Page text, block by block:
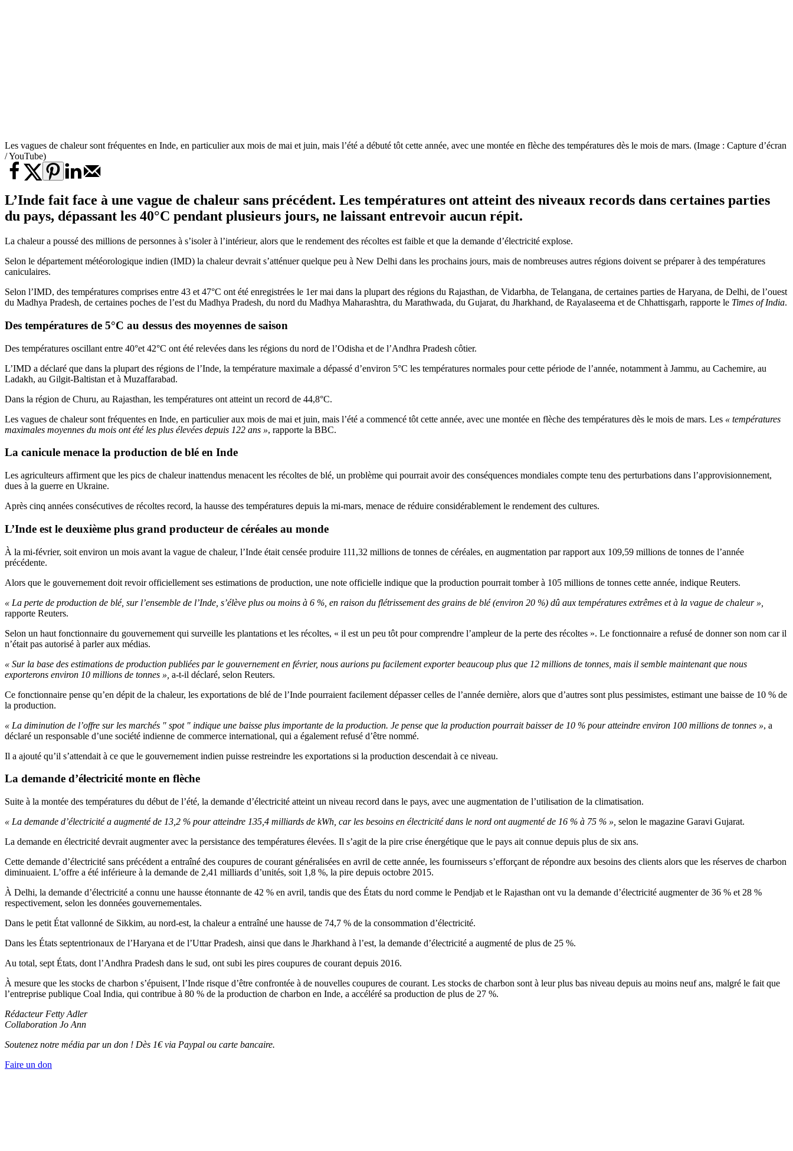
Les vagues de chaleur sont fréquentes en Inde, en particulier aux mois de mai et juin, mais l’été a débuté tôt cette année, avec une montée en flèche des températures dès le mois de mars. (Image : Capture d’écran
/ YouTube)
L’Inde fait face à une vague de chaleur sans précédent. Les températures ont atteint des niveaux records dans certaines parties
du pays, dépassant les 40°C pendant plusieurs jours, ne laissant entrevoir aucun répit.
La chaleur a poussé des millions de personnes à s’isoler à l’intérieur, alors que le rendement des récoltes est faible et que la demande d’électricité explose.
Selon le département météorologique indien (IMD) la chaleur devrait s’atténuer quelque peu à New Delhi dans les prochains jours, mais de nombreuses autres régions doivent se préparer à des températures
caniculaires.
Selon l’IMD, des températures comprises entre 43 et 47°C ont été enregistrées le 1er mai dans la plupart des régions du Rajasthan, de Vidarbha, de Telangana, de certaines parties de Haryana, de Delhi, de l’ouest
du Madhya Pradesh, de certaines poches de l’est du Madhya Pradesh, du nord du Madhya Maharashtra, du Marathwada, du Gujarat, du Jharkhand, de Rayalaseema et de Chhattisgarh, rapporte le Times of India.
Des températures de 5°C au dessus des moyennes de saison
Des températures oscillant entre 40°et 42°C ont été relevées dans les régions du nord de l’Odisha et de l’Andhra Pradesh côtier.
L’IMD a déclaré que dans la plupart des régions de l’Inde, la température maximale a dépassé d’environ 5°C les températures normales pour cette période de l’année, notamment à Jammu, au Cachemire, au
Ladakh, au Gilgit-Baltistan et à Muzaffarabad.
Dans la région de Churu, au Rajasthan, les températures ont atteint un record de 44,8°C.
Les vagues de chaleur sont fréquentes en Inde, en particulier aux mois de mai et juin, mais l’été a commencé tôt cette année, avec une montée en flèche des températures dès le mois de mars. Les « températures
maximales moyennes du mois ont été les plus élevées depuis 122 ans », rapporte la BBC.
La canicule menace la production de blé en Inde
Les agriculteurs affirment que les pics de chaleur inattendus menacent les récoltes de blé, un problème qui pourrait avoir des conséquences mondiales compte tenu des perturbations dans l’approvisionnement,
dues à la guerre en Ukraine.
Après cinq années consécutives de récoltes record, la hausse des températures depuis la mi-mars, menace de réduire considérablement le rendement des cultures.
L’Inde est le deuxième plus grand producteur de céréales au monde
À la mi-février, soit environ un mois avant la vague de chaleur, l’Inde était censée produire 111,32 millions de tonnes de céréales, en augmentation par rapport aux 109,59 millions de tonnes de l’année
précédente.
Alors que le gouvernement doit revoir officiellement ses estimations de production, une note officielle indique que la production pourrait tomber à 105 millions de tonnes cette année, indique Reuters.
« La perte de production de blé, sur l’ensemble de l’Inde, s’élève plus ou moins à 6 %, en raison du flétrissement des grains de blé (environ 20 %) dû aux températures extrêmes et à la vague de chaleur »,
rapporte Reuters.
Selon un haut fonctionnaire du gouvernement qui surveille les plantations et les récoltes, « il est un peu tôt pour comprendre l’ampleur de la perte des récoltes ». Le fonctionnaire a refusé de donner son nom car il
n’était pas autorisé à parler aux médias.
« Sur la base des estimations de production publiées par le gouvernement en février, nous aurions pu facilement exporter beaucoup plus que 12 millions de tonnes, mais il semble maintenant que nous
exporterons environ 10 millions de tonnes », a-t-il déclaré, selon Reuters.
Ce fonctionnaire pense qu’en dépit de la chaleur, les exportations de blé de l’Inde pourraient facilement dépasser celles de l’année dernière, alors que d’autres sont plus pessimistes, estimant une baisse de 10 % de
la production.
« La diminution de l’offre sur les marchés " spot " indique une baisse plus importante de la production. Je pense que la production pourrait baisser de 10 % pour atteindre environ 100 millions de tonnes », a
déclaré un responsable d’une société indienne de commerce international, qui a également refusé d’être nommé.
Il a ajouté qu’il s’attendait à ce que le gouvernement indien puisse restreindre les exportations si la production descendait à ce niveau.
La demande d’électricité monte en flèche
Suite à la montée des températures du début de l’été, la demande d’électricité atteint un niveau record dans le pays, avec une augmentation de l’utilisation de la climatisation.
« La demande d’électricité a augmenté de 13,2 % pour atteindre 135,4 milliards de kWh, car les besoins en électricité dans le nord ont augmenté de 16 % à 75 % », selon le magazine Garavi Gujarat.
La demande en électricité devrait augmenter avec la persistance des températures élevées. Il s’agit de la pire crise énergétique que le pays ait connue depuis plus de six ans.
Cette demande d’électricité sans précédent a entraîné des coupures de courant généralisées en avril de cette année, les fournisseurs s’efforçant de répondre aux besoins des clients alors que les réserves de charbon
diminuaient. L’offre a été inférieure à la demande de 2,41 milliards d’unités, soit 1,8 %, la pire depuis octobre 2015.
À Delhi, la demande d’électricité a connu une hausse étonnante de 42 % en avril, tandis que des États du nord comme le Pendjab et le Rajasthan ont vu la demande d’électricité augmenter de 36 % et 28 %
respectivement, selon les données gouvernementales.
Dans le petit État vallonné de Sikkim, au nord-est, la chaleur a entraîné une hausse de 74,7 % de la consommation d’électricité.
Dans les États septentrionaux de l’Haryana et de l’Uttar Pradesh, ainsi que dans le Jharkhand à l’est, la demande d’électricité a augmenté de plus de 25 %.
Au total, sept États, dont l’Andhra Pradesh dans le sud, ont subi les pires coupures de courant depuis 2016.
À mesure que les stocks de charbon s’épuisent, l’Inde risque d’être confrontée à de nouvelles coupures de courant. Les stocks de charbon sont à leur plus bas niveau depuis au moins neuf ans, malgré le fait que
l’entreprise publique Coal India, qui contribue à 80 % de la production de charbon en Inde, a accéléré sa production de plus de 27 %.
Rédacteur Fetty Adler
Collaboration Jo Ann
Soutenez notre média par un don ! Dès 1€ via Paypal ou carte bancaire.
Faire un don